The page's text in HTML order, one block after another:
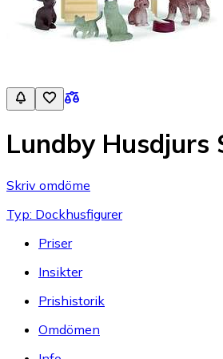
Lundby Husdjurs
Skriv omdöme
Typ: Dockhusfigurer
Priser
Insikter
Prishistorik
Omdömen